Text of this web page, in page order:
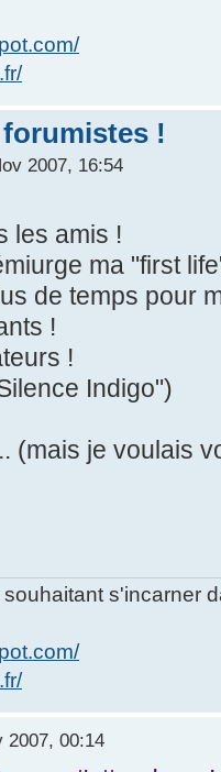
!
2007, 16:54
les amis !
ma "first
de temps pour
!
!
Indigo")
(mais je voulais
s'incarner
2007, 00:14